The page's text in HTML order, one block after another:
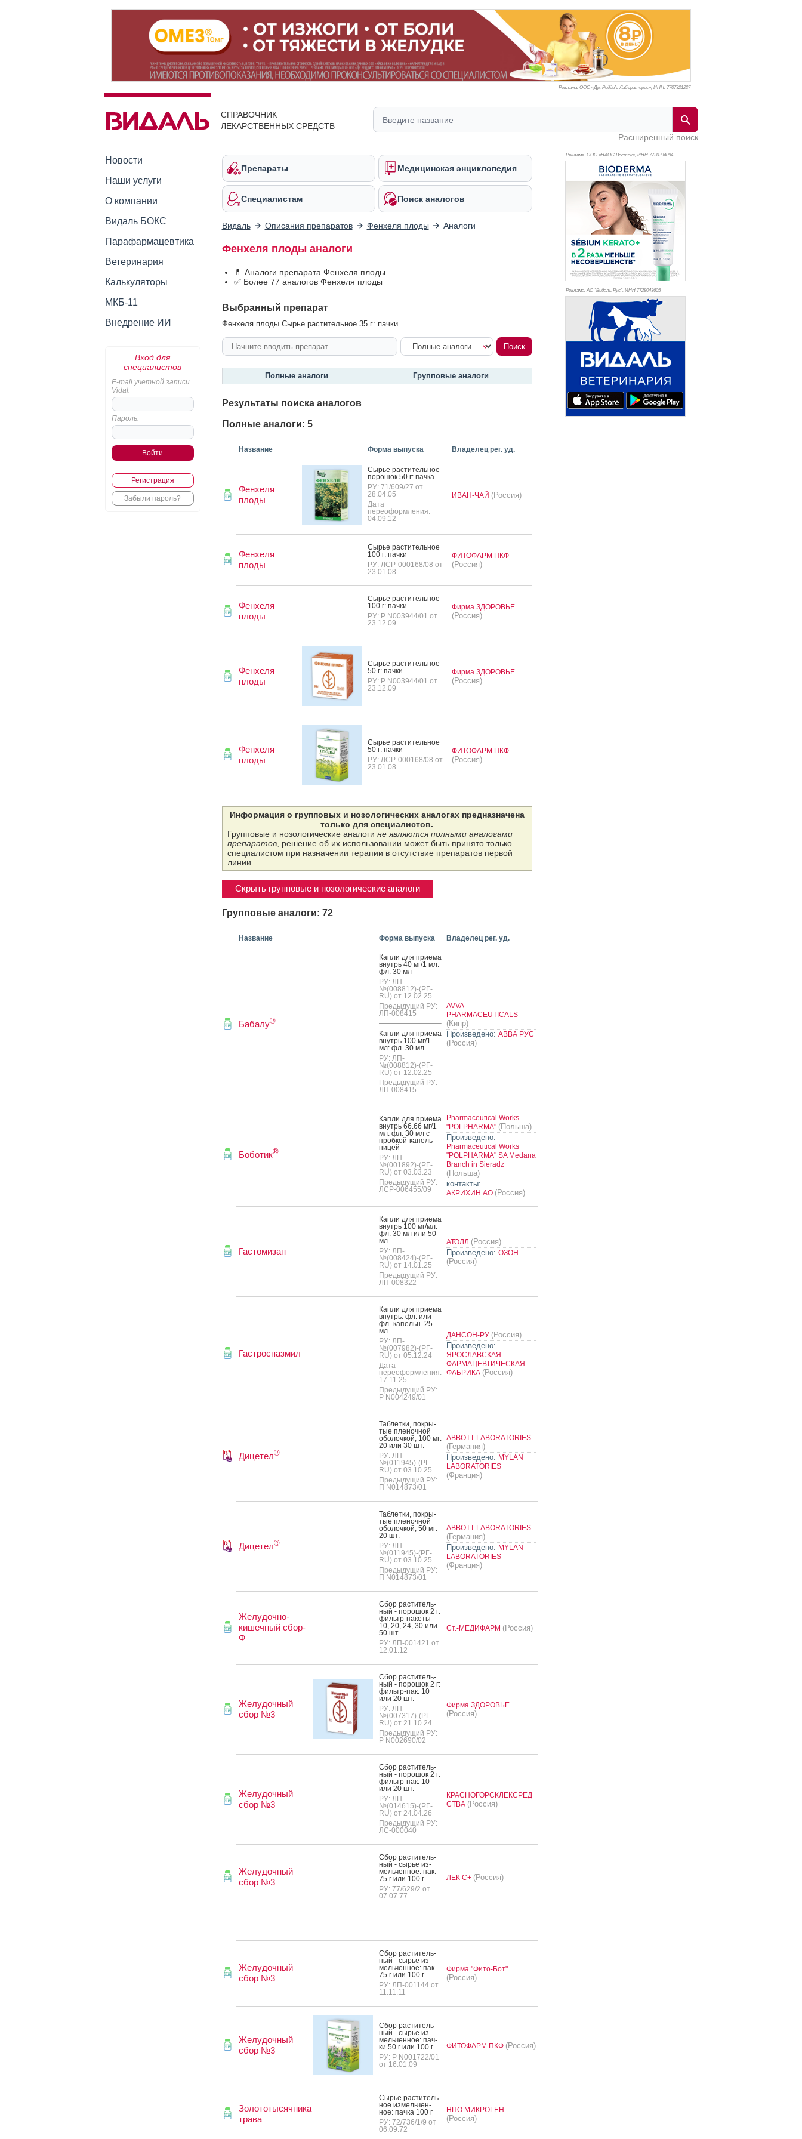
Реклама. ООО «Др. Редди’с Лабораторис», ИНН: 7707321227
СПРАВОЧНИК
ЛЕКАРСТВЕННЫХ СРЕДСТВ
Расширенный поиск
Новости
Наши услуги
О компании
Видаль БОКС
Парафармацевтика
Ветеринария
Калькуляторы
МКБ-11
Внедрение ИИ
Вход для
специалистов
E-mail учетной записи
Vidal:
Пароль:
Регистрация
Забыли пароль?
Препараты Медицинская энциклопедия
Специалистам Поиск аналогов
Видаль Описания препаратов Фенхеля плоды Аналоги
Фенхеля плоды аналоги
💊 Аналоги препарата Фенхеля плоды
✅ Более 77 аналогов Фенхеля плоды
Выбранный препарат
Фенхеля плоды Сырье растительное 35 г: пачки
Полные аналоги Групповые аналоги
Результаты поиска аналогов
Полные аналоги: 5
Название Форма выпуска Владелец рег. уд.
Фенхеля
плоды
Сырье рас­ти­тель­ное -
по­рошок 50 г: пач­ка
РУ: 71/609/27 от
28.04.05
Дата
переоформления:
04.09.12
ИВАН-ЧАЙ (Россия)
Фенхеля
плоды
Сырье рас­ти­тель­ное
100 г: пач­ки
РУ: ЛСР-000168/08 от
23.01.08
ФИТОФАРМ ПКФ
(Россия)
Фенхеля
плоды
Сырье рас­ти­тель­ное
100 г: пач­ки
РУ: Р N003944/01 от
23.12.09
Фирма ЗДОРОВЬЕ
(Россия)
Фенхеля
плоды
Сырье рас­ти­тель­ное
50 г: пач­ки
РУ: Р N003944/01 от
23.12.09
Фирма ЗДОРОВЬЕ
(Россия)
Фенхеля
плоды
Сырье рас­ти­тель­ное
50 г: пач­ки
РУ: ЛСР-000168/08 от
23.01.08
ФИТОФАРМ ПКФ
(Россия)
Информация о групповых и нозологических аналогах предназначена
только для специалистов.
Групповые и нозологические аналоги не являются полными аналогами
препаратов, решение об их использовании может быть принято только
специалистом при назначении терапии в отсутствие препаратов первой
линии.
Скрыть групповые и нозологические аналоги
Групповые аналоги: 72
Название Форма выпуска Владелец рег. уд.
Бабалу®
Кап­ли для при­ема
внутрь 40 мг/1 мл:
фл. 30 мл
РУ: ЛП-
№(008812)-(РГ-
RU) от 12.02.25
Предыдущий РУ:
ЛП-008415
Кап­ли для при­ема
внутрь 100 мг/1
мл: фл. 30 мл
РУ: ЛП-
№(008812)-(РГ-
RU) от 12.02.25
Предыдущий РУ:
ЛП-008415
AVVA
PHARMACEUTICALS
(Кипр)
Произведено: АВВА РУС
(Россия)
Боботик®
Кап­ли для при­ема
внутрь 66.66 мг/1
мл: фл. 30 мл с
проб­кой-ка­пель­
ни­цей
РУ: ЛП-
№(001892)-(РГ-
RU) от 03.03.23
Предыдущий РУ:
ЛСР-006455/09
Pharmaceutical Works
"POLPHARMA" (Польша)
Произведено:
Pharmaceutical Works
"POLPHARMA" SA Medana
Branch in Sieradz
(Польша)
контакты:
АКРИХИН АО (Россия)
Гастомизан
Кап­ли для при­ема
внутрь 100 мг/мл:
фл. 30 мл или 50
мл
РУ: ЛП-
№(008424)-(РГ-
RU) от 14.01.25
Предыдущий РУ:
ЛП-008322
АТОЛЛ (Россия)
Произведено: ОЗОН
(Россия)
Гастроспазмил
Кап­ли для при­ема
внутрь: фл. или
фл.-ка­пельн. 25
мл
РУ: ЛП-
№(007982)-(РГ-
RU) от 05.12.24
Дата
переоформления:
17.11.25
Предыдущий РУ:
Р N004249/01
ДАНСОН-РУ (Россия)
Произведено:
ЯРОСЛАВСКАЯ
ФАРМАЦЕВТИЧЕСКАЯ
ФАБРИКА (Россия)
Дицетел®
Таб­летки, пок­ры­
тые пле­ноч­ной
обо­лоч­кой, 100 мг:
20 или 30 шт.
РУ: ЛП-
№(011945)-(РГ-
RU) от 03.10.25
Предыдущий РУ:
П N014873/01
ABBOTT LABORATORIES
(Германия)
Произведено: MYLAN
LABORATORIES
(Франция)
Дицетел®
Таб­летки, пок­ры­
тые пле­ноч­ной
обо­лоч­кой, 50 мг:
20 шт.
РУ: ЛП-
№(011945)-(РГ-
RU) от 03.10.25
Предыдущий РУ:
П N014873/01
ABBOTT LABORATORIES
(Германия)
Произведено: MYLAN
LABORATORIES
(Франция)
Желудочно-
кишечный сбор-
Ф
Сбор рас­ти­тель­
ный - по­рошок 2 г:
филь­тр-па­кеты
10, 20, 24, 30 или
50 шт.
РУ: ЛП-001421 от
12.01.12
Ст.-МЕДИФАРМ (Россия)
Желудочный
сбор №3
Сбор рас­ти­тель­
ный - по­рошок 2 г:
филь­тр-пак. 10
или 20 шт.
РУ: ЛП-
№(007317)-(РГ-
RU) от 21.10.24
Предыдущий РУ:
Р N002690/02
Фирма ЗДОРОВЬЕ
(Россия)
Желудочный
сбор №3
Сбор рас­ти­тель­
ный - по­рошок 2 г:
филь­тр-пак. 10
или 20 шт.
РУ: ЛП-
№(014615)-(РГ-
RU) от 24.04.26
Предыдущий РУ:
ЛС-000040
КРАСНОГОРСКЛЕКСРЕД
СТВА (Россия)
Желудочный
сбор №3
Сбор рас­ти­тель­
ный - сырье из­
мель­чен­ное: пак.
75 г или 100 г
РУ: 77/629/2 от
07.07.77
ЛЕК С+ (Россия)
Желудочный
сбор №3
Сбор рас­ти­тель­
ный - сырье из­
мель­чен­ное: пак.
75 г или 100 г
РУ: ЛП-001144 от
11.11.11
Фирма "Фито-Бот"
(Россия)
Желудочный
сбор №3
Сбор рас­ти­тель­
ный - сырье из­
мель­чен­ное: пач­
ки 50 г или 100 г
РУ: Р N001722/01
от 16.01.09
ФИТОФАРМ ПКФ (Россия)
Золототысячника
трава
Сырье рас­ти­тель­
ное из­мель­чен­
ное: пач­ка 100 г
РУ: 72/736/1/9 от
06.09.72
НПО МИКРОГЕН
(Россия)
Реклама. ООО «НАОС Восток», ИНН 7720394094
Реклама. АО "Видаль Рус", ИНН 7728043605